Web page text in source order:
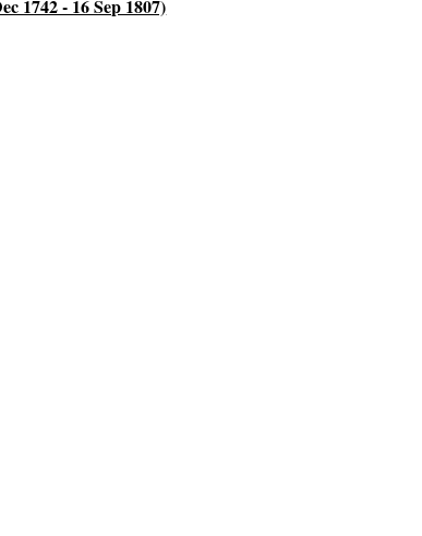
1742 - 16 Sep 1807)